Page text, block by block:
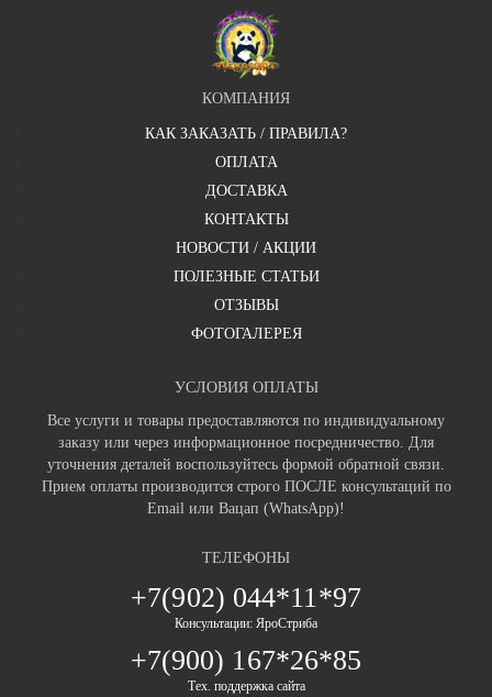
КОМПАНИЯ
КАК ЗАКАЗАТЬ / ПРАВИЛА?
ОПЛАТА
ДОСТАВКА
КОНТАКТЫ
НОВОСТИ / АКЦИИ
ПОЛЕЗНЫЕ СТАТЬИ
ОТЗЫВЫ
ФОТОГАЛЕРЕЯ
УСЛОВИЯ ОПЛАТЫ
Все услуги и товары предоставляются по индивидуальному
заказу или через информационное посредничество. Для
уточнения деталей воспользуйтесь формой обратной связи.
Прием оплаты производится строго ПОСЛЕ консультаций по
Email или Вацап (WhatsApp)!
ТЕЛЕФОНЫ
+7(902) 044*11*97
Консультации: ЯроСтриба
+7(900) 167*26*85
Тех. поддержка сайта